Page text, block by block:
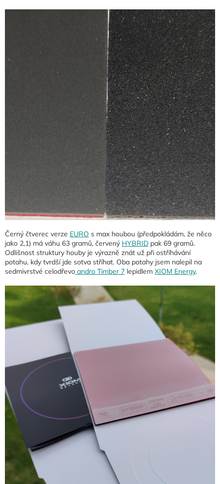
Černý čtverec verze EURO s max houbou (předpokládám, že něco
jako 2,1) má váhu 63 gramů, červený HYBRID pak 69 gramů.
Odlišnost struktury houby je výrazně znát už při ostříhávání
potahu, kdy tvrdší jde sotva stříhat. Oba potahy jsem nalepil na
sedmivrstvé celodřevo andro Timber 7 lepidlem XIOM Energy.